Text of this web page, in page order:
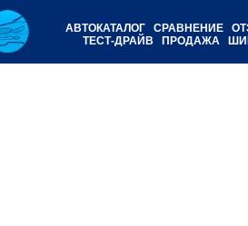
АВТОКАТАЛОГ СРАВНЕНИЕ
ТЕСТ-ДРАЙВ
ПРОДАЖА